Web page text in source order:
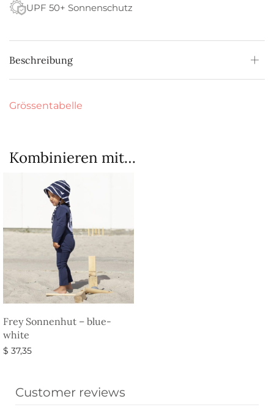
UPF 50+ Sonnenschutz
Beschreibung
Grössentabelle
Kombinieren mit…
Frey Sonnenhut – blue-
white
$ 37,35
Customer reviews